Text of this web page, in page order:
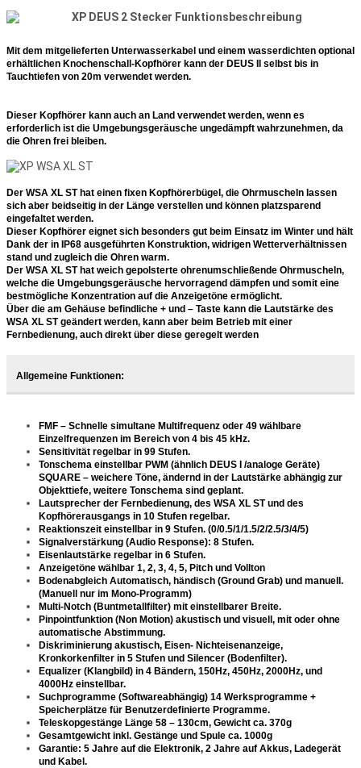
Mit dem mitgelieferten Unterwasserkabel und einem wasserdichten optional
erhältlichen Knochenschall-Kopfhörer kann der DEUS II selbst bis in
Tauchtiefen von 20m verwendet werden.
Dieser Kopfhörer kann auch an Land verwendet werden, wenn es
erforderlich ist die Umgebungsgeräusche ungedämpft wahrzunehmen, da
die Ohren frei bleiben.
Der WSA XL ST hat einen fixen Kopfhörerbügel, die Ohrmuscheln lassen
sich aber beidseitig in der Länge verstellen und können platzsparend
eingefaltet werden.
Dieser Kopfhörer eignet sich besonders gut beim Einsatz im Winter und hält
Dank der in IP68 ausgeführten Konstruktion, widrigen Wetterverhältnissen
stand und zugleich die Ohren warm.
Der WSA XL ST hat weich gepolsterte ohrenumschließende Ohrmuscheln,
welche die Umgebungsgeräusche hervorragend dämpfen und somit eine
bestmögliche Konzentration auf die Anzeigetöne ermöglicht.
Über die am Gehäuse befindliche + und – Taste kann die Lautstärke des
WSA XL ST geändert werden, kann aber beim Betrieb mit einer
Fernbedienung, auch direkt über diese geregelt werden
Allgemeine Funktionen:
FMF – Schnelle simultane Multifrequenz oder 49 wählbare
Einzelfrequenzen im Bereich von 4 bis 45 kHz.
Sensitivität regelbar in 99 Stufen.
Tonschema einstellbar PWM (ähnlich DEUS I /analoge Geräte)
SQUARE – weichere Töne, ändernd in der Lautstärke abhängig zur
Objekttiefe, weitere Tonschema sind geplant.
Lautsprecher der Fernbedienung, des WSA XL ST und des
Kopfhörerausgangs in 10 Stufen regelbar.
Reaktionszeit einstellbar in 9 Stufen. (0/0.5/1/1.5/2/2.5/3/4/5)
Signalverstärkung (Audio Response): 8 Stufen.
Eisenlautstärke regelbar in 6 Stufen.
Anzeigetöne wählbar 1, 2, 3, 4, 5, Pitch und Vollton
Bodenabgleich Automatisch, händisch (Ground Grab) und manuell.
(Manuell nur im Mono-Programm)
Multi-Notch (Buntmetallfilter) mit einstellbarer Breite.
Pinpointfunktion (Non Motion) akustisch und visuell, mit oder ohne
automatische Abstimmung.
Diskriminierung akustisch, Eisen- Nichteisenanzeige,
Kronkorkenfilter in 5 Stufen und Silencer (Bodenfilter).
Equalizer (Klangbild) in 4 Bändern, 150Hz, 450Hz, 2000Hz, und
4000Hz einstellbar.
Suchprogramme (Softwareabhängig) 14 Werksprogramme +
Speicherplätze für Benutzerdefinierte Programme.
Teleskopgestänge Länge 58 – 130cm, Gewicht ca. 370g
Gesamtgewicht inkl. Gestänge und Spule ca. 1000g
Garantie: 5 Jahre auf die Elektronik, 2 Jahre auf Akkus, Ladegerät
und Kabel.